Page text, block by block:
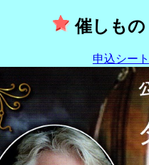
催しも
申込シー